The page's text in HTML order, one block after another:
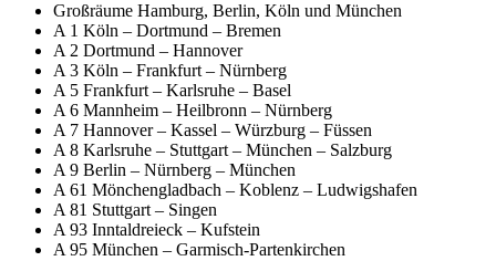
Großräume Hamburg, Berlin, Köln und München
A 1 Köln – Dortmund – Bremen
A 2 Dortmund – Hannover
A 3 Köln – Frankfurt – Nürnberg
A 5 Frankfurt – Karlsruhe – Basel
A 6 Mannheim – Heilbronn – Nürnberg
A 7 Hannover – Kassel – Würzburg – Füssen
A 8 Karlsruhe – Stuttgart – München – Salzburg
A 9 Berlin – Nürnberg – München
A 61 Mönchengladbach – Koblenz – Ludwigshafen
A 81 Stuttgart – Singen
A 93 Inntaldreieck – Kufstein
A 95 München – Garmisch-Partenkirchen